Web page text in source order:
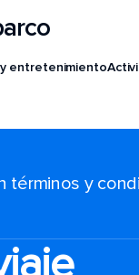
entretenimiento
términos y